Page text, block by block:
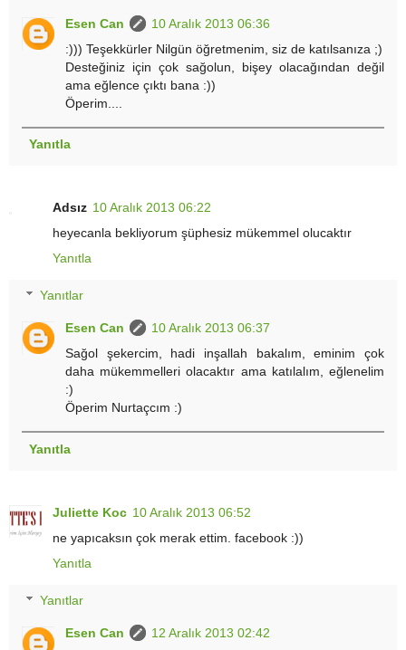
Esen Can
10 Aralık 2013 06:36
:))) Teşekkürler Nilgün öğretmenim, siz de katılsanıza ;)
Desteğiniz için çok sağolun, bişey olacağından değil
ama eğlence çıktı bana :))
Öperim....
Yanıtla
Adsız 10 Aralık 2013 06:22
heyecanla bekliyorum şüphesiz mükemmel olucaktır
Yanıtla
Yanıtlar
Esen Can
10 Aralık 2013 06:37
Sağol şekercim, hadi inşallah bakalım, eminim çok
daha mükemmelleri olacaktır ama katılalım, eğlenelim
:)
Öperim Nurtaçcım :)
Yanıtla
Juliette Koc 10 Aralık 2013 06:52
ne yapıcaksın çok merak ettim. facebook :))
Yanıtla
Yanıtlar
Esen Can 12 Aralık 2013 02:42